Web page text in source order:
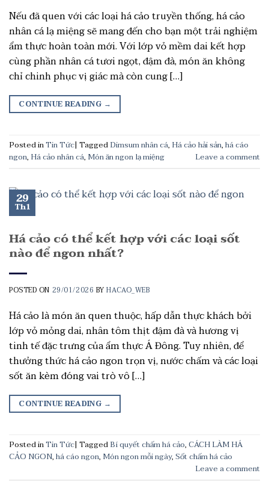
Nếu đã quen với các loại há cảo truyền thống, há cảo
nhân cá lạ miệng sẽ mang đến cho bạn một trải nghiệm
ẩm thực hoàn toàn mới. Với lớp vỏ mềm dai kết hợp
cùng phần nhân cá tươi ngọt, đậm đà, món ăn không
chỉ chinh phục vị giác mà còn cung […]
CONTINUE READING →
Posted inTin Tức| TaggedDimsum nhân cá, Há cảo hải sản,há cáo
ngon, Há cảo nhân cá, Món ăn ngon lạ miệng Leave a comment
29
Th1
Há cảo có thể kết hợp với các loại sốt
nào để ngon nhất?
POSTED ON 29/01/2026 BYHACAO_WEB
Há cảo là món ăn quen thuộc, hấp dẫn thực khách bởi
lớp vỏ mỏng dai, nhân tôm thịt đậm đà và hương vị
tinh tế đặc trưng của ẩm thực Á Đông. Tuy nhiên, để
thưởng thức há cảo ngon trọn vị, nước chấm và các loại
sốt ăn kèm đóng vai trò vô […]
CONTINUE READING →
Posted inTin Tức| TaggedBí quyết chấm há cảo,CÁCH LÀM HÁ
CẢO NGON,há cáo ngon, Món ngon mỗi ngày,Sốt chấm há cảo
Leave a comment